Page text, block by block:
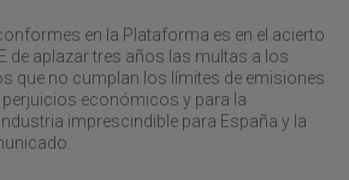
en la Plataforma es en el acierto
de aplazar tres años las multas a los
que no cumplan los límites de emisiones
perjuicios económicos y para la
imprescindible para España y la